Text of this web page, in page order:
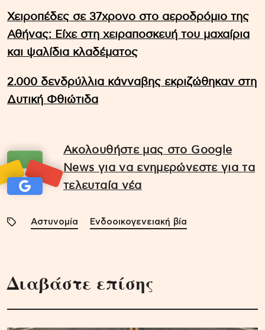
Χειροπέδες σε 37χρονο στο αεροδρόμιο της
Αθήνας: Είχε στη χειραποσκευή του μαχαίρια
και ψαλίδια κλαδέματος
2.000 δενδρύλλια κάνναβης εκριζώθηκαν στη
Δυτική Φθιώτιδα
Ακολουθήστε μας στο Google
News για να ενημερώνεστε για τα
τελευταία νέα
Αστυνομία Ενδοοικογενειακή βία
Διαβάστε επίσης